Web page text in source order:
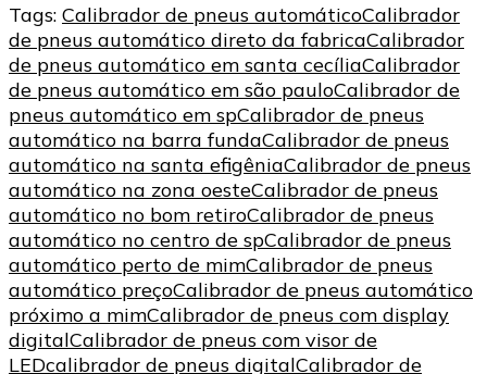
Tags: Calibrador de pneus automáticoCalibrador
de pneus automático direto da fabricaCalibrador
de pneus automático em santa cecíliaCalibrador
de pneus automático em são pauloCalibrador de
pneus automático em spCalibrador de pneus
automático na barra fundaCalibrador de pneus
automático na santa efigêniaCalibrador de pneus
automático na zona oesteCalibrador de pneus
automático no bom retiroCalibrador de pneus
automático no centro de spCalibrador de pneus
automático perto de mimCalibrador de pneus
automático preçoCalibrador de pneus automático
próximo a mimCalibrador de pneus com display
digitalCalibrador de pneus com visor de
LEDcalibrador de pneus digitalCalibrador de